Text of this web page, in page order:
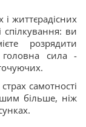
і життєрадісних
ви
розрядити
сила -
самотності
більше, ніж